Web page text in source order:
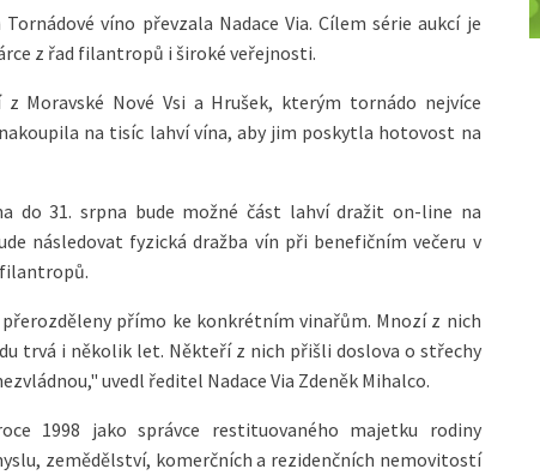
víno převzala Nadace Via. Cílem série aukcí je
z řad filantropů i široké veřejnosti.
Moravské Nové Vsi a Hrušek, kterým tornádo nejvíce
na tisíc lahví vína, aby jim poskytla hotovost na
do 31. srpna bude možné část lahví dražit on-line na
následovat fyzická dražba vín při benefičním večeru v
filantropů.
přímo ke konkrétním vinařům. Mnozí z nich
trvá i několik let. Někteří z nich přišli doslova o střechy
uvedl ředitel Nadace Via Zdeněk Mihalco.
1998 jako správce restituovaného majetku rodiny
zemědělství, komerčních a rezidenčních nemovitostí